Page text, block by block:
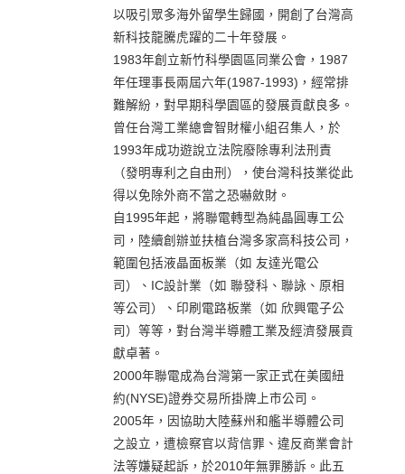
以吸引眾多海外留學生歸國，開創了台灣高
新科技龍騰虎躍的二十年發展。
1983年創立新竹科學園區同業公會，1987
年任理事長兩屆六年(1987-1993)，經常排
難解紛，對早期科學園區的發展貢獻良多。
曾任台灣工業總會智財權小組召集人，於
1993年成功遊說立法院廢除專利法刑責
（發明專利之自由刑），使台灣科技業從此
得以免除外商不當之恐嚇斂財。
自1995年起，將聯電轉型為純晶圓專工公
司，陸續創辦並扶植台灣多家高科技公司，
範圍包括液晶面板業（如 友達光電公
司）、IC設計業（如 聯發科、聯詠、原相
等公司）、印刷電路板業（如 欣興電子公
司）等等，對台灣半導體工業及經濟發展貢
獻卓著。
2000年聯電成為台灣第一家正式在美國紐
約(NYSE)證券交易所掛牌上市公司。
2005年，因協助大陸蘇州和艦半導體公司
之設立，遭檢察官以背信罪、違反商業會計
法等嫌疑起訴，於2010年無罪勝訴。此五